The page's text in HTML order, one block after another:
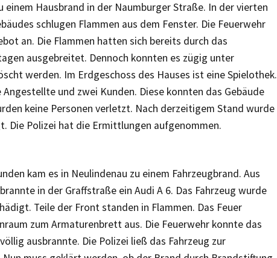
Hausbrand in der Naumburger Straße. In der vierten
schlugen Flammen aus dem Fenster. Die Feuerwehr
an. Die Flammen hatten sich bereits durch das
ausgebreitet. Dennoch konnten es zügig unter
werden. Im Erdgeschoss des Hauses ist eine Spielothek.
und zwei Kunden. Diese konnten das Gebäude
keine Personen verletzt. Nach derzeitigem Stand wurde
Die Polizei hat die Ermittlungen aufgenommen.
kam es in Neulindenau zu einem Fahrzeugbrand. Aus
in der Graffstraße ein Audi A 6. Das Fahrzeug wurde
Teile der Front standen in Flammen. Das Feuer
zum Armaturenbrett aus. Die Feuerwehr konnte das
ausbrannte. Die Polizei ließ das Fahrzeug zur